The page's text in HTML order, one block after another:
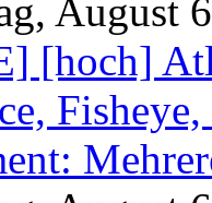
August
[hoch]